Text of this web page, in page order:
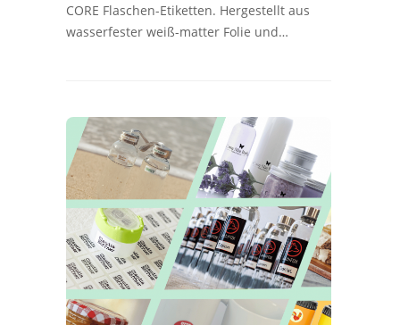
CORE Flaschen-Etiketten. Hergestellt aus
wasserfester weiß-matter Folie und…